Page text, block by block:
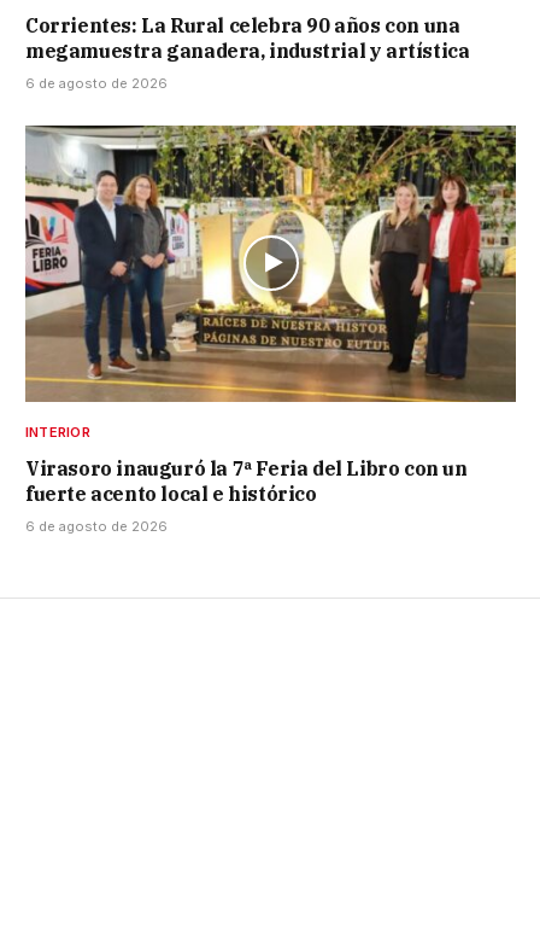
Corrientes: La Rural celebra 90 años con una
megamuestra ganadera, industrial y artística
6 de agosto de 2026
INTERIOR
Virasoro inauguró la 7ª Feria del Libro con un
fuerte acento local e histórico
6 de agosto de 2026